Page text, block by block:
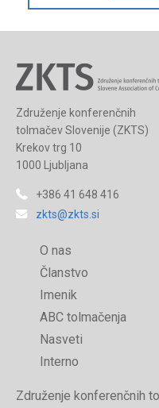
Združenje konferenčnih
tolmačev Slovenije (ZKTS)
Krekov trg 10
1000 Ljubljana
+386 41 648 416
zkts@zkts.si
O nas
Članstvo
Imenik
ABC tolmačenja
Nasveti
Interno
Združenje konferenčnih